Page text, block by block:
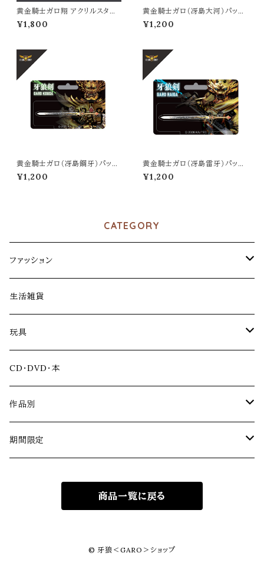
黄金騎士ガロ翔 アクリルスタン
ド
¥1,800
黄金騎士ガロ（冴島大河）パッケ
ージ風アクリルキーホルダー
¥1,200
黄金騎士ガロ（冴島鋼牙）パッケ
ージ風アクリルキーホルダー
¥1,200
黄金騎士ガロ（冴島雷牙）パッケ
ージ風アクリルキーホルダー
¥1,200
CATEGORY
ファッション
アパレル
ファッション雑貨
生活雑貨
玩具
アクリルスタンド
ソフビ
CD・DVD・本
作品別
冴島家シリーズ
期間限定
見開き記念アルバム
牙狼＜GARO＞ TAIGA
miniJAM Project×miniGARO
商品一覧に戻る
© 牙狼＜GARO＞ショップ